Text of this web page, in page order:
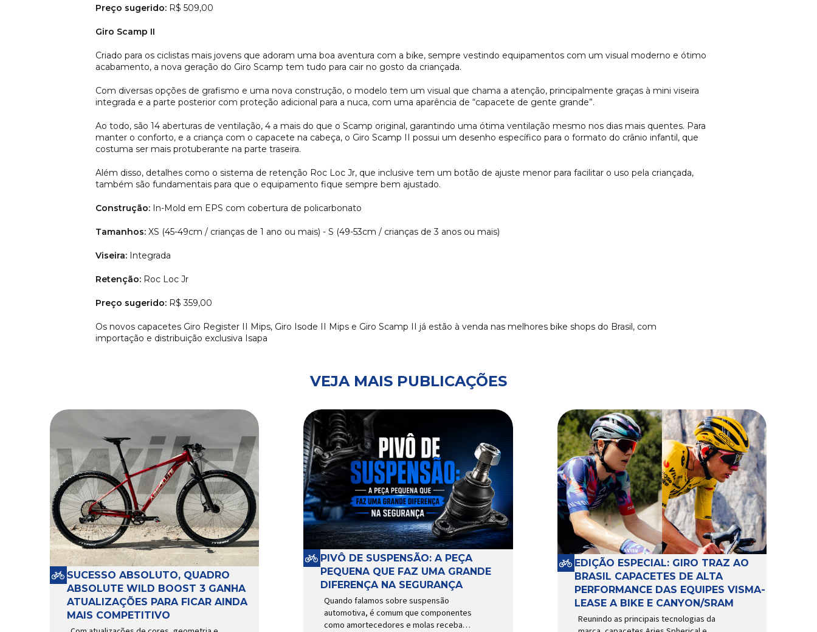
Preço sugerido: R$ 509,00
Giro Scamp II
Criado para os ciclistas mais jovens que adoram uma boa aventura com a bike, sempre vestindo equipamentos com um visual moderno e ótimo
acabamento, a nova geração do Giro Scamp tem tudo para cair no gosto da criançada.
Com diversas opções de grafismo e uma nova construção, o modelo tem um visual que chama a atenção, principalmente graças à mini viseira
integrada e a parte posterior com proteção adicional para a nuca, com uma aparência de “capacete de gente grande”.
Ao todo, são 14 aberturas de ventilação, 4 a mais do que o Scamp original, garantindo uma ótima ventilação mesmo nos dias mais quentes. Para
manter o conforto, e a criança com o capacete na cabeça, o Giro Scamp II possui um desenho específico para o formato do crânio infantil, que
costuma ser mais protuberante na parte traseira.
Além disso, detalhes como o sistema de retenção Roc Loc Jr, que inclusive tem um botão de ajuste menor para facilitar o uso pela criançada,
também são fundamentais para que o equipamento fique sempre bem ajustado.
Construção: In-Mold em EPS com cobertura de policarbonato
Tamanhos: XS (45-49cm / crianças de 1 ano ou mais) - S (49-53cm / crianças de 3 anos ou mais)
Viseira: Integrada
Retenção: Roc Loc Jr
Preço sugerido: R$ 359,00
Os novos capacetes Giro Register II Mips, Giro Isode II Mips e Giro Scamp II já estão à venda nas melhores bike shops do Brasil, com
importação e distribuição exclusiva Isapa
VEJA MAIS PUBLICAÇÕES
SUCESSO ABSOLUTO, QUADRO
ABSOLUTE WILD BOOST 3 GANHA
ATUALIZAÇÕES PARA FICAR AINDA
MAIS COMPETITIVO
PIVÔ DE SUSPENSÃO: A PEÇA
PEQUENA QUE FAZ UMA GRANDE
DIFERENÇA NA SEGURANÇA
Quando falamos sobre suspensão
automotiva, é comum que componentes
como amortecedores e molas recebam
EDIÇÃO ESPECIAL: GIRO TRAZ AO
BRASIL CAPACETES DE ALTA
PERFORMANCE DAS EQUIPES VISMA-
LEASE A BIKE E CANYON/SRAM
Reunindo as principais tecnologias da